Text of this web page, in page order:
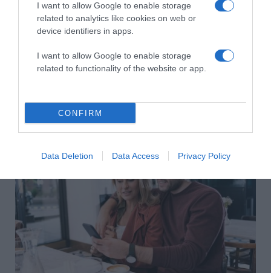
I want to allow Google to enable storage
related to analytics like cookies on web or
device identifiers in apps.
I want to allow Google to enable storage
related to functionality of the website or app.
CONFIRM
Data Deletion Data Access Privacy Policy
mozi
A vágyak szigete
Korábbi bejegyzések Következő bejegyzés
HASONLÓ BEJEGYZÉSEK